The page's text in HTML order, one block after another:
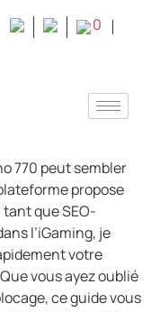
0
770 peut sembler
propose
que SEO-
l’iGaming, je
votre
vous ayez oublié
ce guide vous